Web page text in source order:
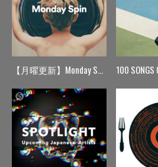
【月曜更新】Monday Spin 100